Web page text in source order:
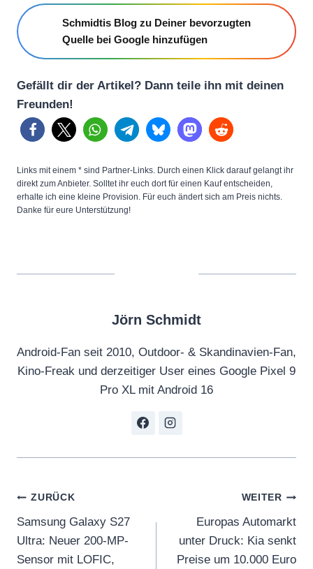
Schmidtis Blog zu Deiner bevorzugten
Quelle bei Google hinzufügen
Gefällt dir der Artikel? Dann teile ihn mit deinen
Freunden!
Links mit einem * sind Partner-Links. Durch einen Klick darauf gelangt ihr
direkt zum Anbieter. Solltet ihr euch dort für einen Kauf entscheiden,
erhalte ich eine kleine Provision. Für euch ändert sich am Preis nichts.
Danke für eure Unterstützung!
Jörn Schmidt
Android-Fan seit 2010, Outdoor- & Skandinavien-Fan,
Kino-Freak und derzeitiger User eines Google Pixel 9
Pro XL mit Android 16
Beitragsnavigation
ZURÜCK
Samsung Galaxy S27
Ultra: Neuer 200-MP-
Sensor mit LOFIC,
WEITER
Europas Automarkt
unter Druck: Kia senkt
Preise um 10.000 Euro